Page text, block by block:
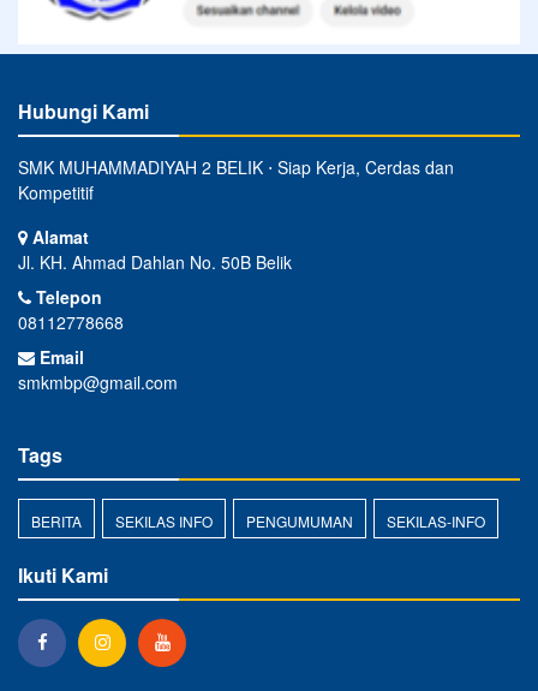
Hubungi Kami
SMK MUHAMMADIYAH 2 BELIK ⋅ Siap Kerja, Cerdas dan
Kompetitif
Alamat
Jl. KH. Ahmad Dahlan No. 50B Belik
Telepon
08112778668
Email
smkmbp@gmail.com
Tags
BERITA SEKILAS INFO PENGUMUMAN SEKILAS-INFO
Ikuti Kami